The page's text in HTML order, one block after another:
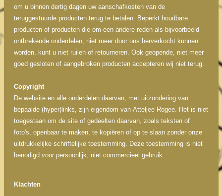
om u binnen dertig dagen uw aanschafkosten van de
teruggestuurde producten terug te betalen. Beperkt houdbare
producten of producten die om een andere reden als bijvoorbeeld
ontbrekende onderdelen, niet meer door ons herverkocht kunnen
worden, kunt u niet ruilen of retourneren. Ook geopende, niet meer
goed gesloten of aangebroken producten accepteren wij niet terug.
Copyright
De website en alle onderdelen daarvan, met uitzondering van
bepaalde (hyper)links, zijn eigendom van Atteljee Rogee. Het is niet
toegestaan om de site of gedeelten daarvan, zoals teksten of
foto's, openbaar te maken, te kopiëren of op te slaan zonder onze
uitdrukkelijke schriftelijke toestemming. Deze toestemming is niet
benodigd voor persoonlijk, niet commercieel gebruik.
Klachten